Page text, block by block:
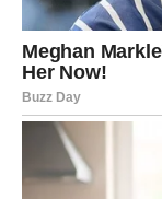
strpljenje, ali
U ljubavi – neko
spustiti gard.
Poruka sudbine: